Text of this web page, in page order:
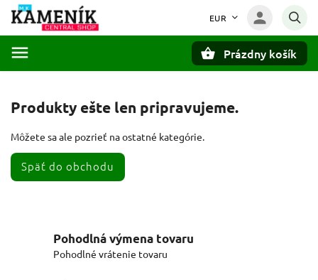
EUR
Prázdny košík
Produkty ešte len pripravujeme.
Môžete sa ale pozrieť na ostatné kategórie.
Späť do obchodu
Pohodlná výmena tovaru
Pohodlné vrátenie tovaru